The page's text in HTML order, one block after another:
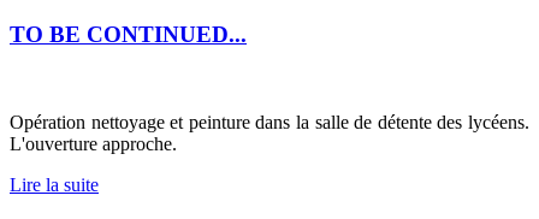
TO BE CONTINUED...
Opération nettoyage et peinture dans la salle de détente des lycéens.
L'ouverture approche.
Lire la suite